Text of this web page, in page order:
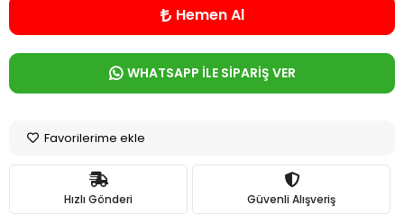
Hemen Al
WHATSAPP İLE SİPARİŞ VER
Favorilerime ekle
Hızlı Gönderi Güvenli Alışveriş